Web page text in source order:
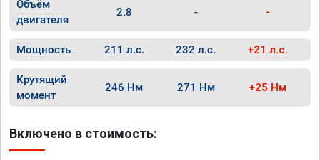
Объём
двигателя
2.8 - -
Мощность 211 л.с. 232 л.с. +21 л.с.
Крутящий
момент
246 Нм 271 Нм +25 Нм
Включено в стоимость: